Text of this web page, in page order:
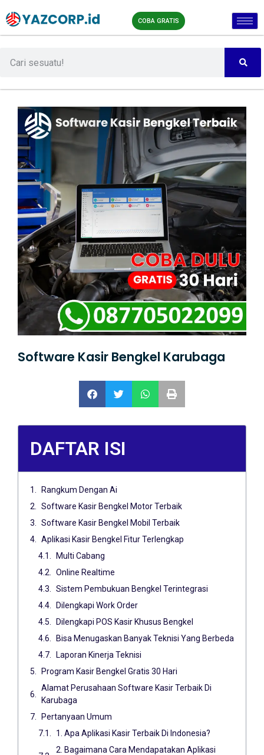
COBA GRATIS
Software Kasir Bengkel Karubaga
DAFTAR ISI
Rangkum Dengan Ai
Software Kasir Bengkel Motor Terbaik
Software Kasir Bengkel Mobil Terbaik
Aplikasi Kasir Bengkel Fitur Terlengkap
Multi Cabang
Online Realtime
Sistem Pembukuan Bengkel Terintegrasi
Dilengkapi Work Order
Dilengkapi POS Kasir Khusus Bengkel
Bisa Menugaskan Banyak Teknisi Yang Berbeda
Laporan Kinerja Teknisi
Program Kasir Bengkel Gratis 30 Hari
Alamat Perusahaan Software Kasir Terbaik Di
Karubaga
Pertanyaan Umum
1. Apa Aplikasi Kasir Terbaik Di Indonesia?
2. Bagaimana Cara Mendapatakan Aplikasi